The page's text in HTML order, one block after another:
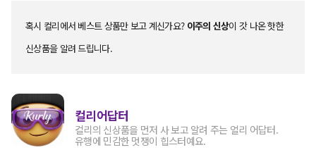
혹시 컬리에서 베스트 상품만 보고 계신가요? 이주의 신상이 갓 나온 핫한
신상품을 알려 드립니다.
컬리어답터
컬리의 신상품을 먼저 사 보고 알려 주는 얼리 어답터.
유행에 민감한 멋쟁이 힙스터예요.